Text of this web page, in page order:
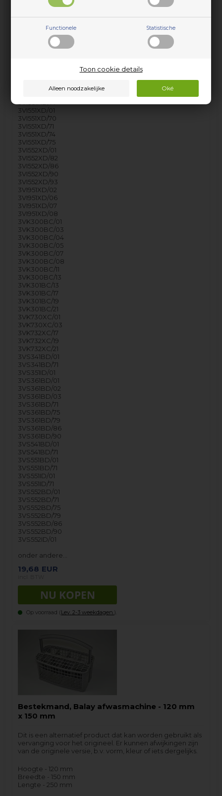
Functionele Statistische
Toon cookie details
3VF341ND/01
3VF541XD/71
3VH343ND/74
3VH343ND/82
3VI351ND/01
3VI551XD/01
3VI551XD/70
3VI551XD/71
3VI551XD/74
3VI551XD/75
3VI552XD/01
3VI552XD/82
3VI552XD/86
3VI552XD/90
3VI552XD/93
3VI951XD/02
3VI951XD/06
3VI951XD/07
3VI951XD/08
3VK300BC/01
3VK300BC/03
3VK300BC/04
3VK300BC/05
3VK300BC/07
3VK300BC/08
3VK300BC/11
3VK300BC/13
3VK301BC/13
3VK301BC/17
3VK301BC/19
3VK301BC/21
3VK730XC/01
3VK730XC/03
3VK732XC/17
3VK732XC/19
3VK732XC/21
3VS341BD/01
3VS341BD/71
3VS351ID/01
3VS361BD/01
3VS361BD/02
3VS361BD/03
3VS361BD/71
3VS361BD/75
3VS361BD/79
3VS361BD/86
3VS361BD/90
3VS541BD/01
3VS541BD/71
3VS551BD/01
3VS551BD/71
3VS551ID/01
3VS551ID/71
3VS552BD/01
3VS552BD/71
3VS552BD/75
3VS552BD/79
3VS552BD/86
3VS552BD/90
3VS552ID/01
onder andere…
19,68 EUR
Op voorraad (Lev. 2-3 weekdagen. ).
Bestekmand, Balay afwasmachine - 120 mm
x 150 mm
Dit is een alternatief product dat kan worden gebruikt als
vervanging voor het origineel. Er kunnen afwijkingen zijn
van de originele versie, b.v. vorm, kleur of iets dergelijks.
Hoogte - 120 mm
Breedte - 150 mm
Lengte - 250 mm